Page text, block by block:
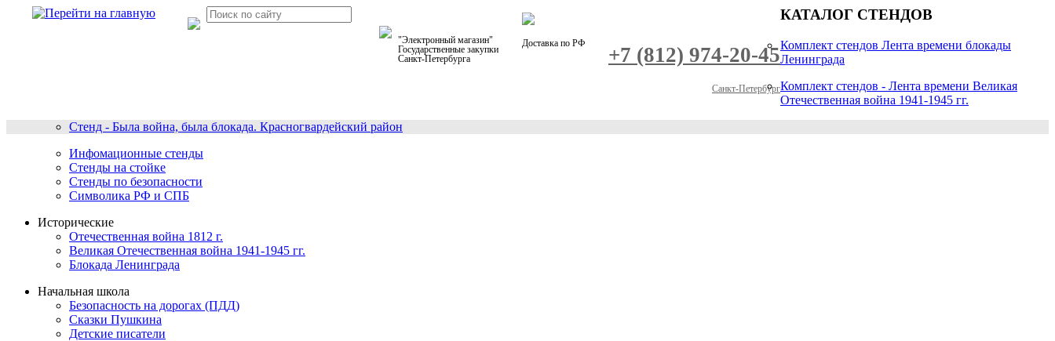
"Электронный магазин"
Государственные закупки
Санкт-Петербурга
Доставка по РФ +7 (812) 974-20-45
Санкт-Петербург
КАТАЛОГ СТЕНДОВ
Комплект стендов Лента времени блокады
Ленинграда
Комплект стендов - Лента времени Великая
Отечественная война 1941-1945 гг.
Стенд - Была война, была блокада. Красногвардейский район
Инфомационные стенды
Стенды на стойке
Стенды по безопасности
Символика РФ и СПБ
Исторические
Отечественная война 1812 г.
Великая Отечественная война 1941-1945 гг.
Блокада Ленинграда
Начальная школа
Безопасность на дорогах (ПДД)
Сказки Пушкина
Детские писатели